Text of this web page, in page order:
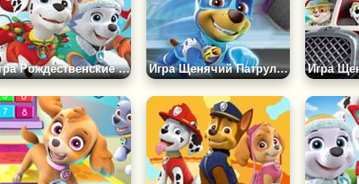
Игра Рождественские Миссии Игра Щенячий Патруль: Поймать Робота